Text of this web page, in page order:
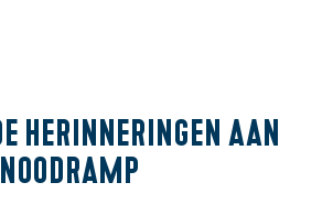
herinneringen aan